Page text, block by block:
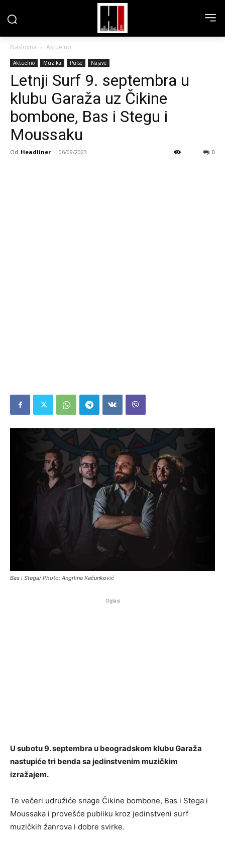
Naslovna Aktuelno
Aktuelno Muzika Pulse Najave
Letnji Surf 9. septembra u
klubu Garaža uz Čikine
bombone, Bas i Stegu i
Moussaku
Od Headliner - 06/09/2023 0
Bas i Stega/ Photo: Angrlina Kačunković
Oglasi
U subotu 9. septembra u beogradskom klubu Garaža
nastupiće tri benda sa jedinstvenim muzičkim
izražajem.
Te večeri udružiće snage Čikine bombone, Bas i Stega i
Moussaka i provešće publiku kroz jedinstveni surf
muzičkih žanrova i dobre svirke.